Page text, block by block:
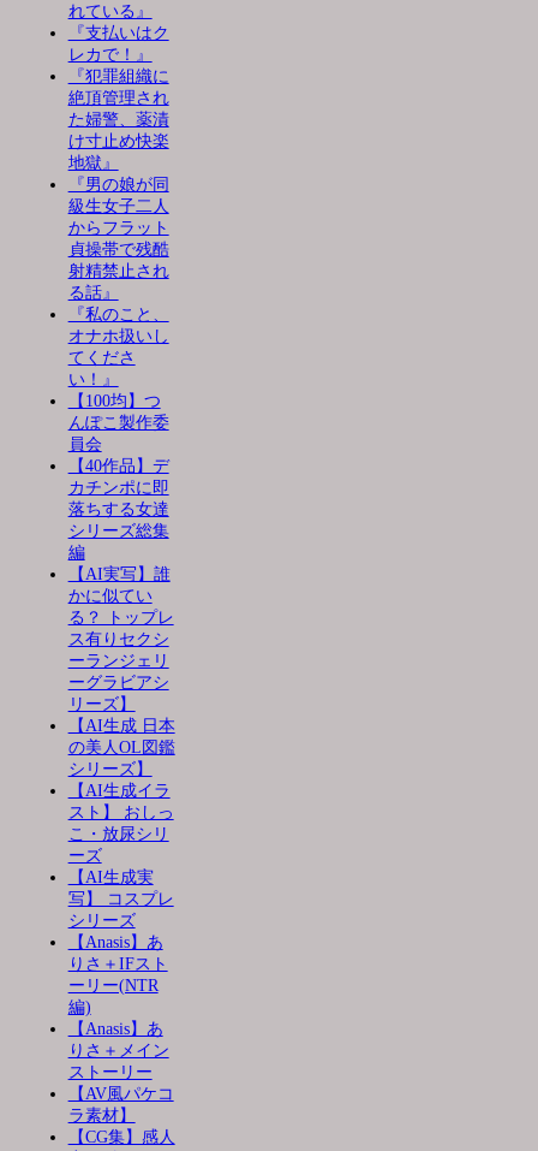
れている』
『支払いはク
レカで！』
『犯罪組織に
絶頂管理され
た婦警、薬漬
け寸止め快楽
地獄』
『男の娘が同
級生女子二人
からフラット
貞操帯で残酷
射精禁止され
る話』
『私のこと、
オナホ扱いし
てくださ
い！』
【100均】つ
んぽこ製作委
員会
【40作品】デ
カチンポに即
落ちする女達
シリーズ総集
編
【AI実写】誰
かに似てい
る？ トップレ
ス有りセクシ
ーランジェリ
ーグラビアシ
リーズ】
【AI生成 日本
の美人OL図鑑
シリーズ】
【AI生成イラ
スト】 おしっ
こ・放尿シリ
ーズ
【AI生成実
写】 コスプレ
シリーズ
【Anasis】あ
りさ＋IFスト
ーリー(NTR
編)
【Anasis】あ
りさ＋メイン
ストーリー
【AV風パケコ
ラ素材】
【CG集】感人